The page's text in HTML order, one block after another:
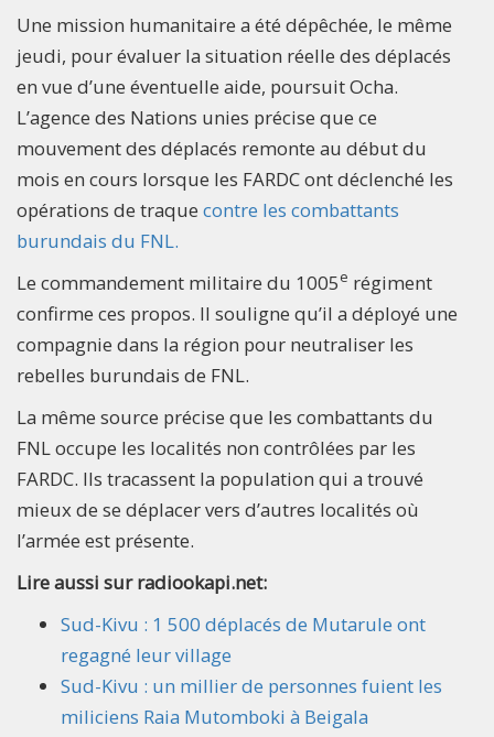
Une mission humanitaire a été dépêchée, le même
jeudi, pour évaluer la situation réelle des déplacés
en vue d’une éventuelle aide, poursuit Ocha.
L’agence des Nations unies précise que ce
mouvement des déplacés remonte au début du
mois en cours lorsque les FARDC ont déclenché les
opérations de traque contre les combattants
burundais du FNL.
Le commandement militaire du 1005e régiment
confirme ces propos. Il souligne qu’il a déployé une
compagnie dans la région pour neutraliser les
rebelles burundais de FNL.
La même source précise que les combattants du
FNL occupe les localités non contrôlées par les
FARDC. Ils tracassent la population qui a trouvé
mieux de se déplacer vers d’autres localités où
l’armée est présente.
Lire aussi sur radiookapi.net:
Sud-Kivu : 1 500 déplacés de Mutarule ont
regagné leur village
Sud-Kivu : un millier de personnes fuient les
miliciens Raia Mutomboki à Beigala